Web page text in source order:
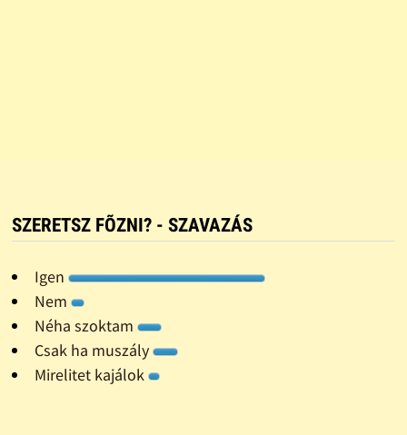
SZERETSZ FÕZNI? - SZAVAZÁS
Igen
Nem
Néha szoktam
Csak ha muszály
Mirelitet kajálok